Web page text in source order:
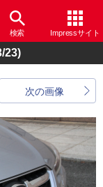
検索 Impressサイト
23)
次の画像